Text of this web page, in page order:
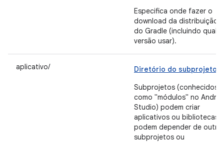
Especifica onde fazer o
download da distribuição
do Gradle (incluindo qual
versão usar).
aplicativo/
Diretório do subprojeto
Subprojetos (conhecidos
como "módulos" no
Studio) podem criar
aplicativos ou bibliotecas e
podem depender de
subprojetos ou